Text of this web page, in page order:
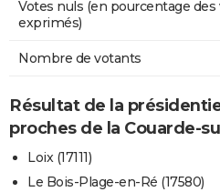
Votes nuls (en pourcentage des
exprimés)
Nombre de votants
Résultat de la
proches de la Couarde-
Loix (17111)
Le Bois-Plage-en-Ré (17580)